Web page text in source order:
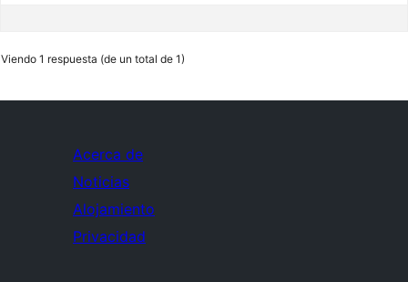
Viendo 1 respuesta (de un total de 1)
Acerca de
Noticias
Alojamiento
Privacidad